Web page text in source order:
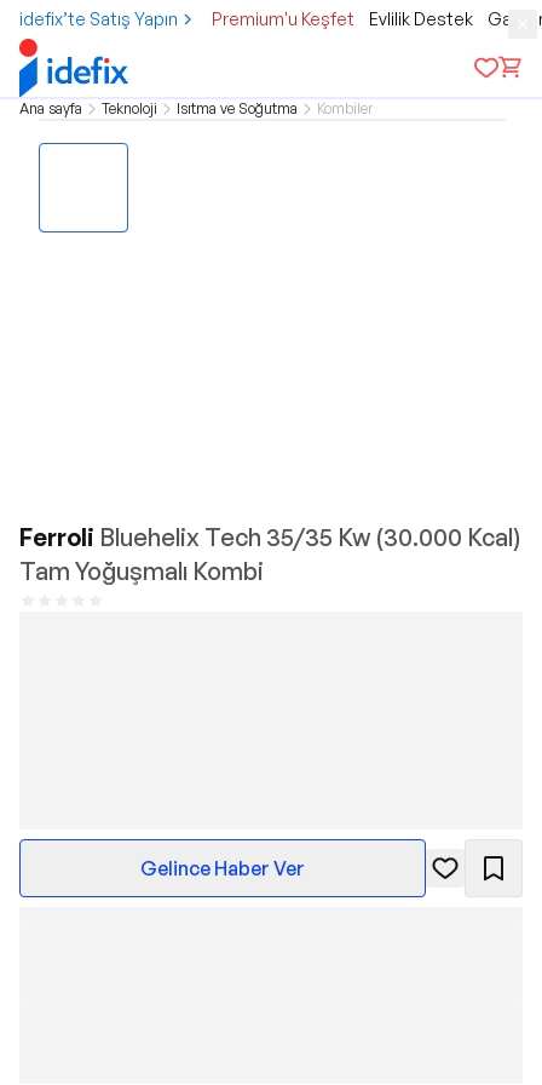
idefix’te Satış Yapın Premium'u Keşfet Evlilik Destek
Ana sayfa Teknoloji Isıtma ve Soğutma Kombiler
Ferroli Bluehelix Tech 35/35 Kw (30.000 Kcal)
Tam Yoğuşmalı Kombi
Gelince Haber Ver